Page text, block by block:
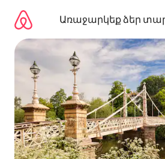
բովանդակությանըԱռաջարկեք ձեր